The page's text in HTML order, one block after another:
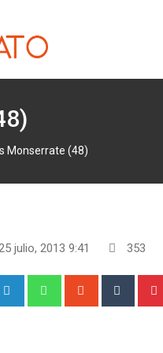
Monserrate (48)
julio, 2013 9:41 353
LinkedIn WhatsappStumbleUpon
Tumblr